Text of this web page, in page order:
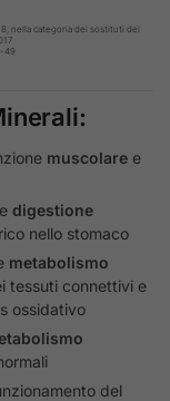
nella categoria dei sostituti del
49
muscolare e
digestione
nello stomaco
metabolismo
tessuti connettivi e
ossidativo
del